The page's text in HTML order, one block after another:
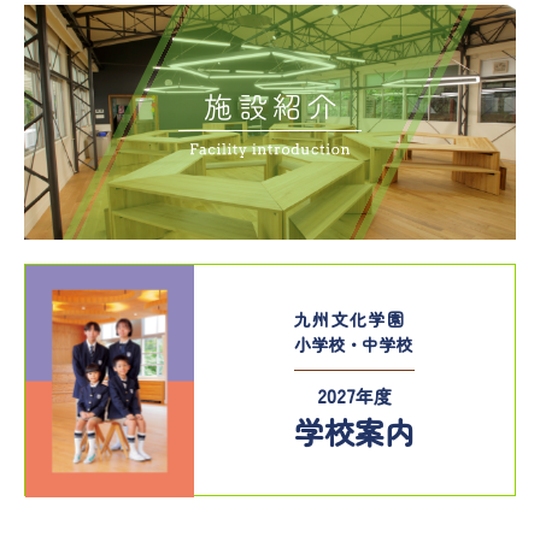
施設紹介
九州文化学園
小学校・中学校
2027年度
学校案内